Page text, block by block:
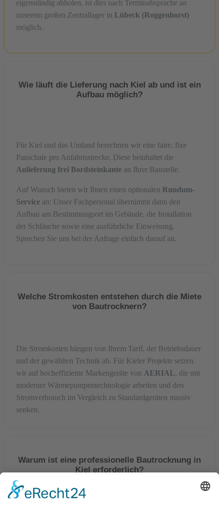
eigenständig abholen, ist dies nach Terminabsprache an
unserem großen Zentrallager in Lübeck (Roggenhorst)
möglich.
Wie läuft die Lieferung nach Kiel ab und ist ein
Aufbau möglich?
Für Kiel und das Umland berechnen wir eine faire, fixe
Pauschale pro Anfahrtsstrecke. Diese beinhaltet die
Anlieferung frei Bordsteinkante an Ihrer Baustelle.
Auf Wunsch bieten wir Ihnen einen optionalen Rundum-
Service an: Unser Fachpersonal übernimmt dann den
Aufbau am Bestimmungsort im Gebäude, die Installation
der Schläuche sowie eine ausführliche Einweisung.
Sprechen Sie uns bei der Anfrage einfach darauf an.
Welche Stromkosten entstehen durch die Miete
von Bautrocknern?
Die Stromkosten hängen von Ihrem Tarif, der Betriebsdauer
und der gewählten Technik ab. Für Kieler Projekte setzen
wir auf hocheffiziente Markengeräte von AERIAL, die mit
moderner Wärmepumpentechnologie arbeiten und den
Stromverbrauch im Vergleich zu Standardgeräten massiv
senken.
Warum ist eine professionelle Bautrocknung in
Kiel erforderlich?